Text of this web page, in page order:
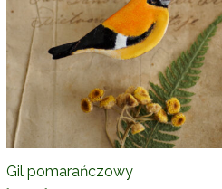
Gil pomarańczowy